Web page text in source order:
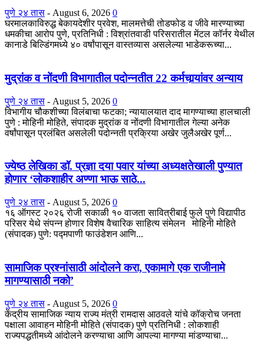
पुणे २४ तास - August 6, 2026 0
घरमालकाविरुद्ध बेकायदेशीर प्रवेश, मालमत्तेची तोडफोड व जीवे मारण्याच्या
धमकीचा आरोप पुणे, प्रतिनिधी : विश्रांतवाडी परिसरातील मेंटल कॉर्नर येथील
कानाडे बिल्डिंगमध्ये ४० वर्षांपासून वास्तव्यास असलेल्या भाडेकरूच्या...
मुद्रांक व नोंदणी विभागातील पदोन्नतीत 22 कर्मचार्‍यांवर अन्याय
पुणे २४ तास - August 5, 2026 0
विभागीय चौकशीच्या विलंबाचा फटका; न्यायालयात दाद मागण्याच्या हालचाली
पुणे : मोहिनी मोहिते, संपादक मुद्रांक व नोंदणी विभागातील गेल्या अनेक
वर्षांपासून प्रलंबित असलेली पदोन्नती प्रक्रिया अखेर जुलैअखेर पूर्ण...
ज्येष्ठ लेखिका डॉ. प्रज्ञा दया पवार यांच्या अध्यक्षतेखाली पुण्यात
होणार ‘लोकशाहीर अण्णा भाऊ साठे...
पुणे २४ तास - August 5, 2026 0
१६ ऑगस्ट २०२६ रोजी सकाळी १० वाजता सावित्रीबाई फुले पुणे विद्यापीठ
परिसर येथे संपन्न होणार विशेष वैचारिक साहित्य संमेलन मोहिनी मोहिते
(संपादक) पुणे: पद्मपाणी फाउंडेशन आणि...
सामाजिक प्रश्नांसाठी आंदोलने करा, एकामागे एक राजीनामे
मागण्यासाठी नको’
पुणे २४ तास - August 5, 2026 0
केंद्रीय सामाजिक न्याय राज्य मंत्री रामदास आठवले यांचे कॉक्रोच जनता
पक्षाला आवाहन मोहिनी मोहिते (संपादक) पुणे प्रतिनिधी : लोकशाही
राज्यपद्धतीमध्ये आंदोलने करण्याचा आणि आपल्या मागण्या मांडण्याचा...